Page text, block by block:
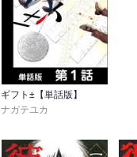
ていた母親の服を環に
を自分に任せるよう提案
がっていて，加藤と北
人の孫，渉と崇がいる
と言われているが，実は
ブーと呼ばれている．真
ギフト±【単話版】
ナガテユカ